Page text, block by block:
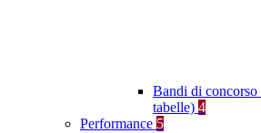
Bandi di
tabelle) 4
Performance 5